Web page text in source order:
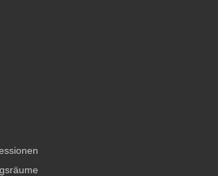
sie unsere Facebook-Seite